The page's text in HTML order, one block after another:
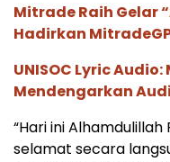
Mitrade Raih Gelar
Hadirkan
UNISOC Lyric
Mendengarkan
“Hari ini
selamat secara